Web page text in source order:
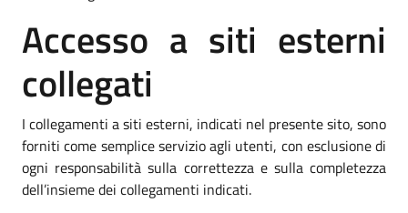
Accesso a siti esterni
collegati
I collegamenti a siti esterni, indicati nel presente sito, sono
forniti come semplice servizio agli utenti, con esclusione di
ogni responsabilità sulla correttezza e sulla completezza
dell’insieme dei collegamenti indicati.